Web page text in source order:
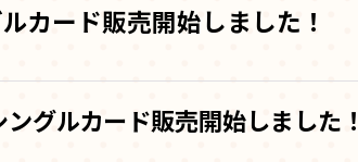
カード販売開始しました！
グルカード販売開始しました！